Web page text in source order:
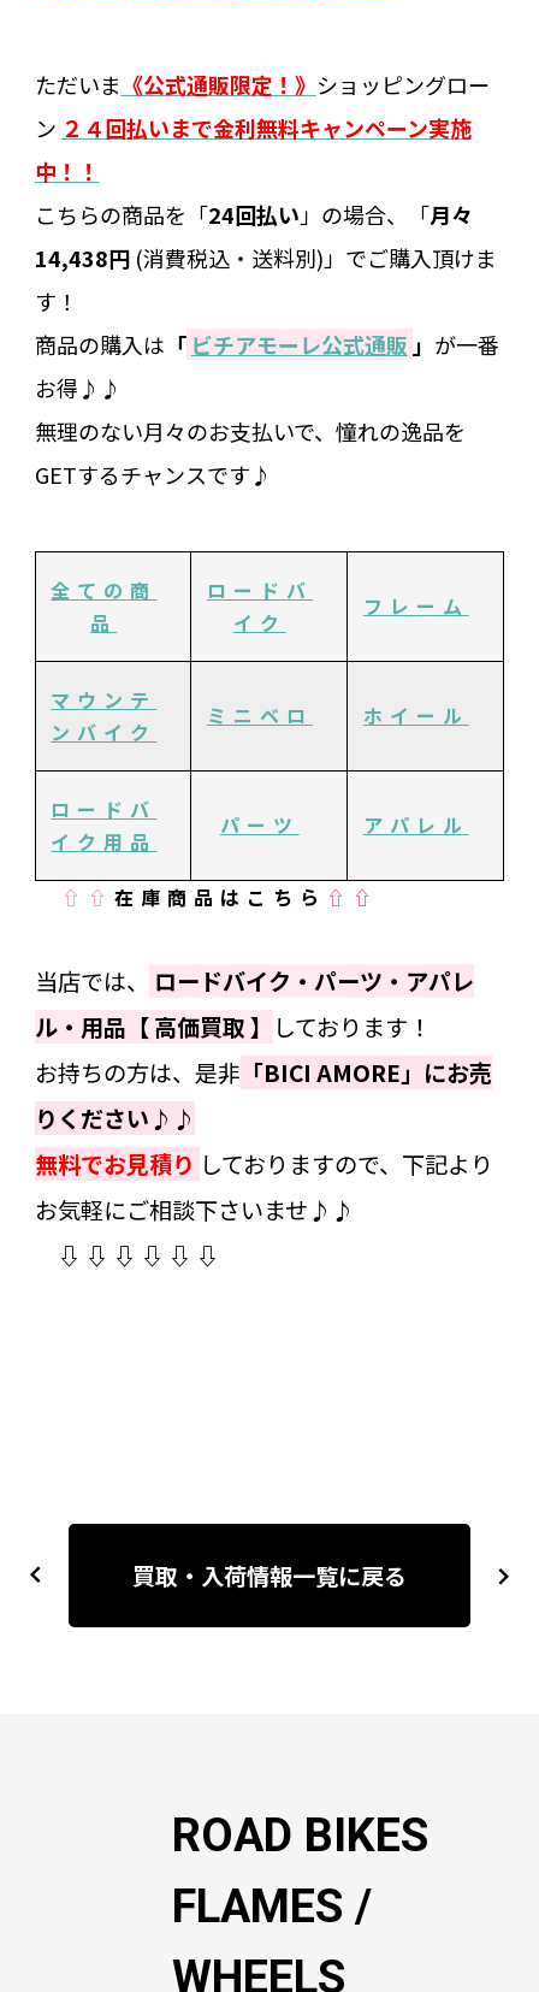
ただいま 《公式通販限定！》 ショッピングロー
ン ２４回払いまで金利無料キャンペーン実施
中！！
こちらの商品を「24回払い」の場合、「月々
14,438円(消費税込・送料別)」でご購入頂けま
す！
商品の購入は 「 ビチアモーレ公式通販 」 が一番
お得♪♪
無理のない月々のお支払いで、憧れの逸品を
GETするチャンスです♪
全ての商
品
ロードバ
イク
フレーム
マウンテ
ンバイク
ミニベロ ホイール
ロードバ
イク用品
パーツ アパレル
⇧⇧ 在庫商品はこちら ⇧⇧
当店では、
ロードバイク・パーツ・アパレ
ル・用品【 高価買取 】 しております！
お持ちの方は、是非 「BICI AMORE」にお売
りください♪ ♪
無料でお見積り しておりますので、下記より
お気軽にご相談下さいませ♪♪
⇩ ⇩ ⇩ ⇩ ⇩ ⇩
稿
previous next
買取・入荷情報一覧に戻る
ROAD BIKES
FLAMES /
WHEELS